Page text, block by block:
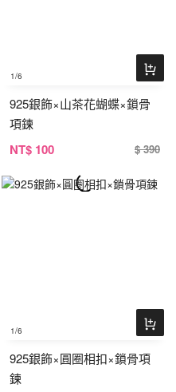
1/6
925銀飾×山茶花蝴蝶×鎖骨
項鍊
NT$ 100 $ 390
1/6
925銀飾×圓圈相扣×鎖骨項
鍊